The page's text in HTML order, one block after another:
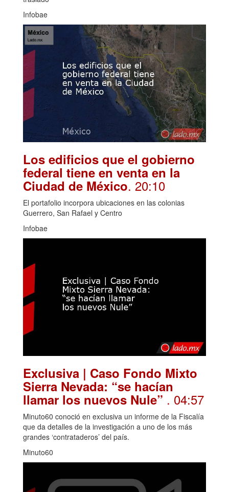
Infobae
Los edificios que el gobierno
federal tiene en venta en la
Ciudad de México. 20:10
El portafolio incorpora ubicaciones en las colonias
Guerrero, San Rafael y Centro
Infobae
Exclusiva | Caso Fondo Mixto
Sierra Nevada: “se hacían
llamar los nuevos Nule” . 04:57
Minuto60 conoció en exclusiva un informe de la Fiscalía
que da detalles de la investigación a uno de los más
grandes ‘contrataderos’ del país.
Minuto60